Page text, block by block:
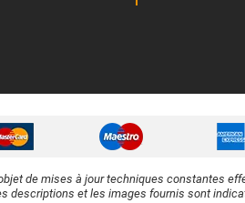
de mises à jour techniques constantes
descriptions et les images fournis sont